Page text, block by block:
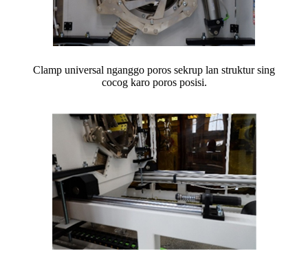
Clamp universal nganggo poros sekrup lan struktur sing
cocog karo poros posisi.